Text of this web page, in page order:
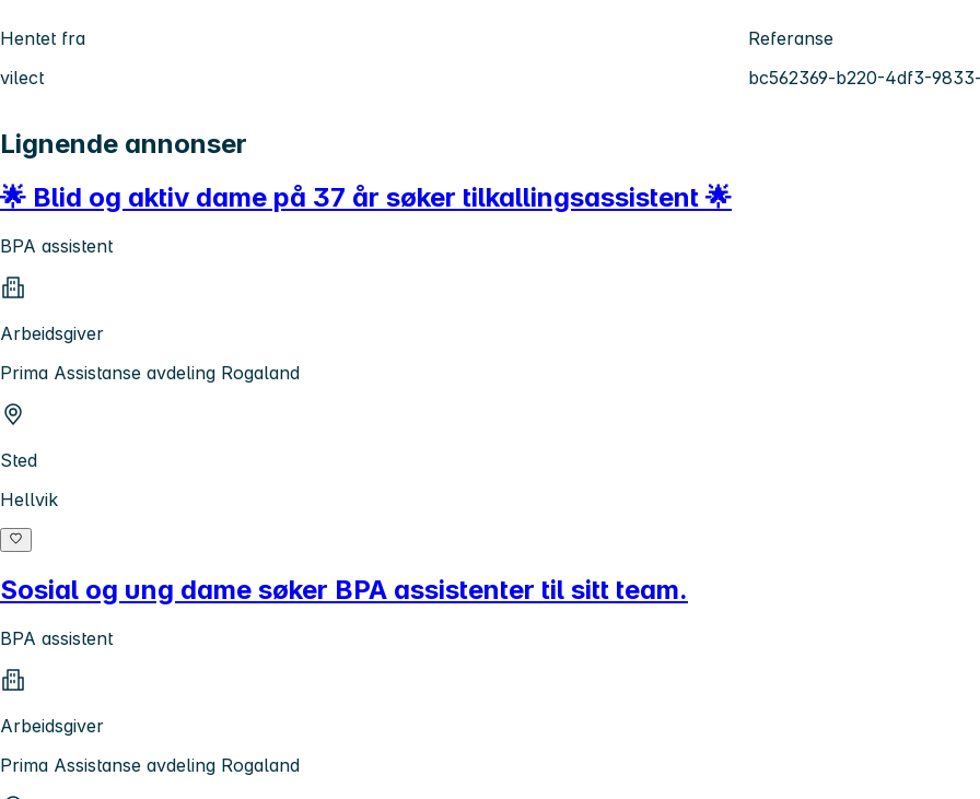
Hentet fra
vilect
Referanse
bc562369-b220-4df3-
Lignende annonser
🌟 Blid og aktiv dame på 37 år søker tilkallingsassistent 🌟
BPA assistent
Arbeidsgiver
Prima Assistanse avdeling Rogaland
Sted
Hellvik
Sosial og ung dame søker BPA assistenter til sitt team.
BPA assistent
Arbeidsgiver
Prima Assistanse avdeling Rogaland